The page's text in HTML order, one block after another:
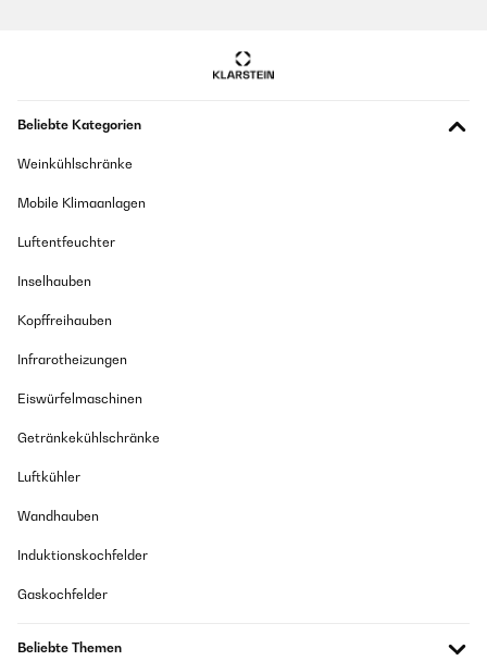
Beliebte Kategorien
Weinkühlschränke
Mobile Klimaanlagen
Luftentfeuchter
Inselhauben
Kopffreihauben
Infrarotheizungen
Eiswürfelmaschinen
Getränkekühlschränke
Luftkühler
Wandhauben
Induktionskochfelder
Gaskochfelder
Beliebte Themen